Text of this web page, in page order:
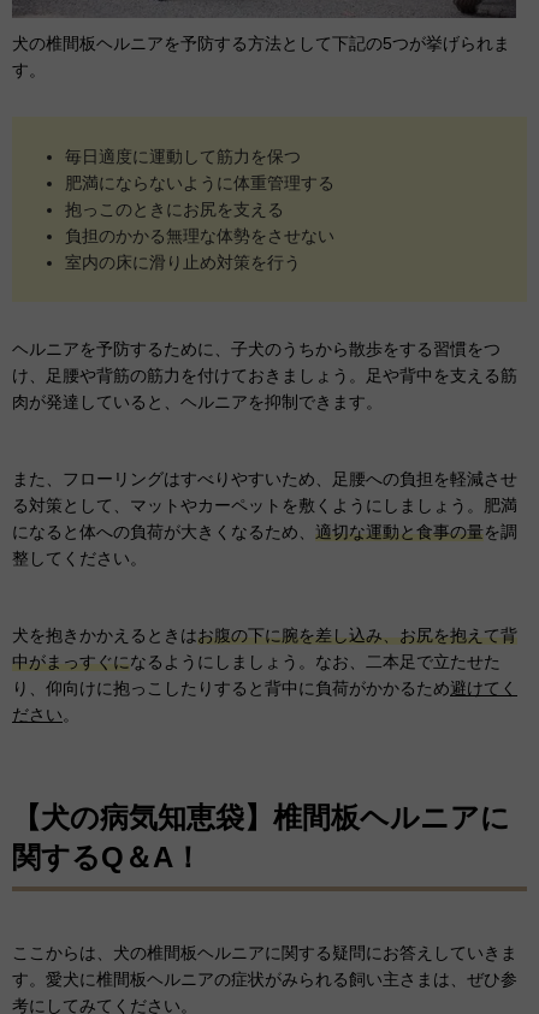
犬の椎間板ヘルニアを予防する方法として下記の5つが挙げられま
す。
毎日適度に運動して筋力を保つ
肥満にならないように体重管理する
抱っこのときにお尻を支える
負担のかかる無理な体勢をさせない
室内の床に滑り止め対策を行う
ヘルニアを予防するために、子犬のうちから散歩をする習慣をつ
け、足腰や背筋の筋力を付けておきましょう。足や背中を支える筋
肉が発達していると、ヘルニアを抑制できます。
また、フローリングはすべりやすいため、足腰への負担を軽減させ
る対策として、マットやカーペットを敷くようにしましょう。肥満
になると体への負荷が大きくなるため、 適切な運動と食事の量を調
整してください。
犬を抱きかかえるときはお腹の下に腕を差し込み、お尻を抱えて背
中がまっすぐになるようにしましょう。なお、二本足で立たせた
り、仰向けに抱っこしたりすると背中に負荷がかかるため避けてく
ださい。
【犬の病気知恵袋】椎間板ヘルニアに
関するQ＆A！
ここからは、犬の椎間板ヘルニアに関する疑問にお答えしていきま
す。愛犬に椎間板ヘルニアの症状がみられる飼い主さまは、ぜひ参
考にしてみてください。